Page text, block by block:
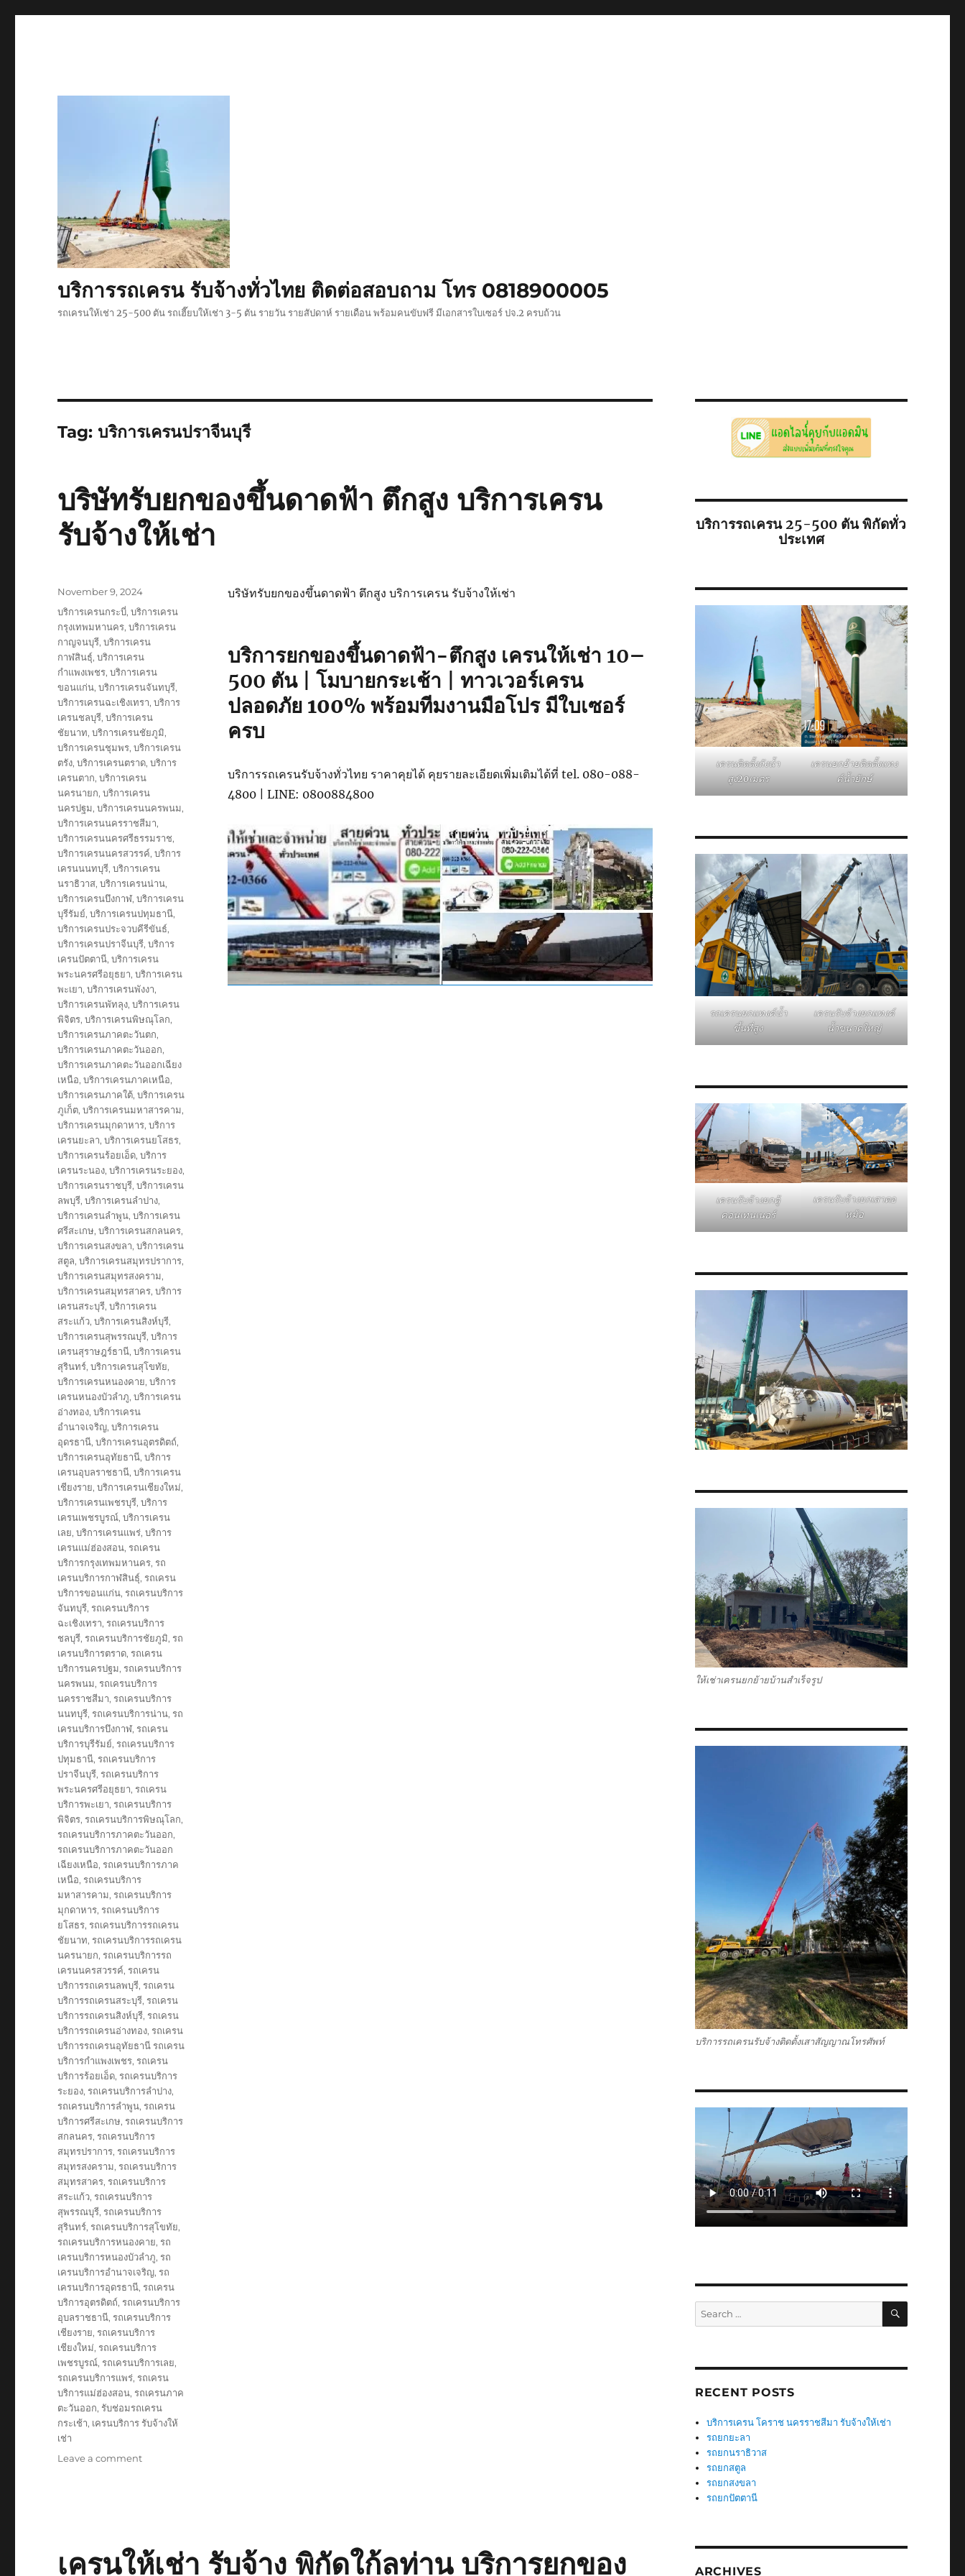
บริการรถเครน รับจ้างทั่วไทย ติดต่อสอบถาม โทร 0818900005
รถเครนให้เช่า 25-500 ตัน รถเฮี๊ยบให้เช่า 3-5 ตัน รายวัน รายสัปดาห์ รายเดือน พร้อมคนขับฟรี มีเอกสารใบเซอร์ ปจ.2 ครบถ้วน
Tag:บริการเครนปราจีนบุรี
บริษัทรับยกของขึ้นดาดฟ้า ตึกสูง บริการเครน
รับจ้างให้เช่า
บริษัทรับยกของขึ้นดาดฟ้า ตึกสูง บริการเครน รับจ้างให้เช่า
บริการยกของขึ้นดาดฟ้า-ตึกสูง เครนให้เช่า 10–
500 ตัน | โมบายกระเช้า | ทาวเวอร์เครน
ปลอดภัย 100% พร้อมทีมงานมือโปร มีใบเซอร์
ครบ
บริการรถเครนรับจ้างทั่วไทย ราคาคุยได้ คุยรายละเอียดเพิ่มเติมได้ที่ tel. 080-088-
4800 | LINE: 0800884800
Posted
on
November 9, 2024
Tags
บริการเครนกระบี่,บริการเครน
กรุงเทพมหานคร,บริการเครน
กาญจนบุรี,บริการเครน
กาฬสินธุ์,บริการเครน
กำแพงเพชร,บริการเครน
ขอนแก่น,บริการเครนจันทบุรี,
บริการเครนฉะเชิงเทรา,บริการ
เครนชลบุรี,บริการเครน
ชัยนาท,บริการเครนชัยภูมิ,
บริการเครนชุมพร,บริการเครน
ตรัง,บริการเครนตราด,บริการ
เครนตาก,บริการเครน
นครนายก,บริการเครน
นครปฐม,บริการเครนนครพนม,
บริการเครนนครราชสีมา,
บริการเครนนครศรีธรรมราช,
บริการเครนนครสวรรค์,บริการ
เครนนนทบุรี,บริการเครน
นราธิวาส,บริการเครนน่าน,
บริการเครนบึงกาฬ,บริการเครน
บุรีรัมย์,บริการเครนปทุมธานี,
บริการเครนประจวบคีรีขันธ์,
บริการเครนปราจีนบุรี,บริการ
เครนปัตตานี,บริการเครน
พระนครศรีอยุธยา,บริการเครน
พะเยา,บริการเครนพังงา,
บริการเครนพัทลุง,บริการเครน
พิจิตร,บริการเครนพิษณุโลก,
บริการเครนภาคตะวันตก,
บริการเครนภาคตะวันออก,
บริการเครนภาคตะวันออกเฉียง
เหนือ,บริการเครนภาคเหนือ,
บริการเครนภาคใต้,บริการเครน
ภูเก็ต,บริการเครนมหาสารคาม,
บริการเครนมุกดาหาร,บริการ
เครนยะลา,บริการเครนยโสธร,
บริการเครนร้อยเอ็ด,บริการ
เครนระนอง,บริการเครนระยอง,
บริการเครนราชบุรี,บริการเครน
ลพบุรี,บริการเครนลำปาง,
บริการเครนลำพูน,บริการเครน
ศรีสะเกษ,บริการเครนสกลนคร,
บริการเครนสงขลา,บริการเครน
สตูล,บริการเครนสมุทรปราการ,
บริการเครนสมุทรสงคราม,
บริการเครนสมุทรสาคร,บริการ
เครนสระบุรี,บริการเครน
สระแก้ว,บริการเครนสิงห์บุรี,
บริการเครนสุพรรณบุรี,บริการ
เครนสุราษฎร์ธานี,บริการเครน
สุรินทร์,บริการเครนสุโขทัย,
บริการเครนหนองคาย,บริการ
เครนหนองบัวลำภู,บริการเครน
อ่างทอง,บริการเครน
อำนาจเจริญ,บริการเครน
อุดรธานี,บริการเครนอุตรดิตถ์,
บริการเครนอุทัยธานี,บริการ
เครนอุบลราชธานี,บริการเครน
เชียงราย,บริการเครนเชียงใหม่,
บริการเครนเพชรบุรี,บริการ
เครนเพชรบูรณ์,บริการเครน
เลย,บริการเครนแพร่,บริการ
เครนแม่ฮ่องสอน,รถเครน
บริการกรุงเทพมหานคร,รถ
เครนบริการกาฬสินธุ์,รถเครน
บริการขอนแก่น,รถเครนบริการ
จันทบุรี,รถเครนบริการ
ฉะเชิงเทรา,รถเครนบริการ
ชลบุรี,รถเครนบริการชัยภูมิ,รถ
เครนบริการตราด,รถเครน
บริการนครปฐม,รถเครนบริการ
นครพนม,รถเครนบริการ
นครราชสีมา,รถเครนบริการ
นนทบุรี,รถเครนบริการน่าน,รถ
เครนบริการบึงกาฬ,รถเครน
บริการบุรีรัมย์,รถเครนบริการ
ปทุมธานี,รถเครนบริการ
ปราจีนบุรี,รถเครนบริการ
พระนครศรีอยุธยา,รถเครน
บริการพะเยา,รถเครนบริการ
พิจิตร,รถเครนบริการพิษณุโลก,
รถเครนบริการภาคตะวันออก,
รถเครนบริการภาคตะวันออก
เฉียงเหนือ,รถเครนบริการภาค
เหนือ,รถเครนบริการ
มหาสารคาม,รถเครนบริการ
มุกดาหาร,รถเครนบริการ
ยโสธร,รถเครนบริการรถเครน
ชัยนาท,รถเครนบริการรถเครน
นครนายก,รถเครนบริการรถ
เครนนครสวรรค์,รถเครน
บริการรถเครนลพบุรี,รถเครน
บริการรถเครนสระบุรี,รถเครน
บริการรถเครนสิงห์บุรี,รถเครน
บริการรถเครนอ่างทอง,รถเครน
บริการรถเครนอุทัยธานี รถเครน
บริการกำแพงเพชร,รถเครน
บริการร้อยเอ็ด,รถเครนบริการ
ระยอง,รถเครนบริการลำปาง,
รถเครนบริการลำพูน,รถเครน
บริการศรีสะเกษ,รถเครนบริการ
สกลนคร,รถเครนบริการ
สมุทรปราการ,รถเครนบริการ
สมุทรสงคราม,รถเครนบริการ
สมุทรสาคร,รถเครนบริการ
สระแก้ว,รถเครนบริการ
สุพรรณบุรี,รถเครนบริการ
สุรินทร์,รถเครนบริการสุโขทัย,
รถเครนบริการหนองคาย,รถ
เครนบริการหนองบัวลำภู,รถ
เครนบริการอำนาจเจริญ,รถ
เครนบริการอุดรธานี,รถเครน
บริการอุตรดิตถ์,รถเครนบริการ
อุบลราชธานี,รถเครนบริการ
เชียงราย,รถเครนบริการ
เชียงใหม่,รถเครนบริการ
เพชรบูรณ์,รถเครนบริการเลย,
รถเครนบริการแพร่,รถเครน
บริการแม่ฮ่องสอน,รถเครนภาค
ตะวันออก,รับช่อมรถเครน
กระเช้า, เครนบริการ รับจ้างให้
เช่า
Leave a commenton
ดาดฟ้า
ตึก
เครนให้เช่า รับจ้าง พิกัดใก้ลท่าน บริการยกของ
บริการรถเครน 25-500 ตัน พิกัดทั่ว
ประเทศ
เครนติดตั้งถังน้ำ
สูง20เมตร
เครนยกย้ายติดตั้งแทง
ค์น้ำยักษ์
รถเครนยกแทงค์น้ำ
ขึ้นที่สูง
เครนรับจ้างยกแทงค์
น้ำขนาดใหญ่
เครนรับจ้างยกตู้
คอนเทนเนอร์
เครนรับจ้างยกเสาตอ
หม้อ
ให้เช่าเครนยกย้ายบ้านสำเร็จรูป
บริการรถเครนรับจ้างติดตั้งเสาสัญญาณโทรศัพท์
Search
for:
SEARCH
RECENT POSTS
บริการเครน โคราช นครราชสีมา รับจ้างให้เช่า
รถยกยะลา
รถยกนราธิวาส
รถยกสตูล
รถยกสงขลา
รถยกปัตตานี
ARCHIVES